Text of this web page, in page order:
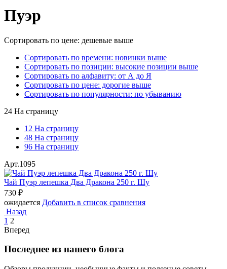
Пуэр
Сортировать по цене: дешевые выше
Сортировать по времени: новинки выше
Сортировать по позиции: высокие позиции выше
Сортировать по алфавиту: от А до Я
Сортировать по цене: дорогие выше
Сортировать по популярности: по убыванию
24 На страницу
12 На страницу
48 На страницу
96 На страницу
Арт.1095
Чай Пуэр лепешка Два Дракона 250 г. Шу
730 ₽
ожидается Добавить в список сравнения
Назад
1 2
Вперед
Последнее из нашего блога